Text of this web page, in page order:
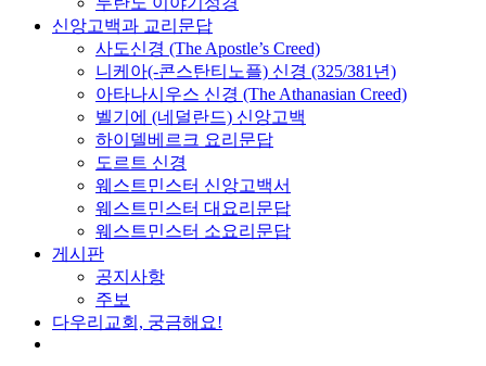
신앙고백과 교리문답
사도신경 (The Apostle’s Creed)
니케아(-콘스탄티노플) 신경 (325/381년)
아타나시우스 신경 (The Athanasian Creed)
벨기에 (네덜란드) 신앙고백
하이델베르크 요리문답
도르트 신경
웨스트민스터 신앙고백서
웨스트민스터 대요리문답
웨스트민스터 소요리문답
게시판
공지사항
주보
다우리교회, 궁금해요!